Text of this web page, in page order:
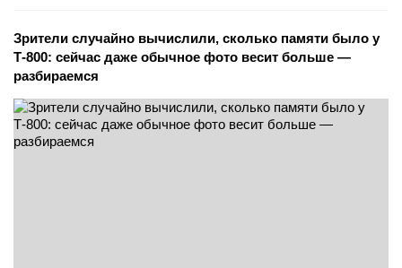
Зрители случайно вычислили, сколько памяти было у
Т-800: сейчас даже обычное фото весит больше —
разбираемся